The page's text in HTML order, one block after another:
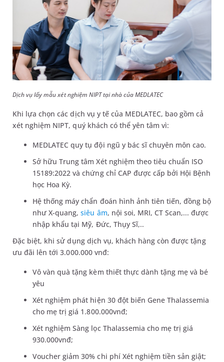
Dịch vụ lấy mẫu xét nghiệm NIPT tại nhà của MEDLATEC
Khi lựa chọn các dịch vụ y tế của MEDLATEC, bao gồm cả
xét nghiệm NIPT, quý khách có thể yên tâm vì:
MEDLATEC quy tụ đội ngũ y bác sĩ chuyên môn cao.
Sở hữu Trung tâm Xét nghiệm theo tiêu chuẩn ISO
15189:2022 và chứng chỉ CAP được cấp bởi Hội Bệnh
học Hoa Kỳ.
Hệ thống máy chẩn đoán hình ảnh tiên tiến, đồng bộ
như X-quang,siêu âm, nội soi, MRI, CT Scan,... được
nhập khẩu tại Mỹ, Đức, Thụy Sĩ,..
Đặc biệt, khi sử dụng dịch vụ, khách hàng còn được tặng
ưu đãi lên tới 3.000.000 vnđ:
Vô vàn quà tặng kèm thiết thực dành tặng mẹ và bé
yêu
Xét nghiệm phát hiện 30 đột biến Gene Thalassemia
cho mẹ trị giá 1.800.000vnđ;
Xét nghiệm Sàng lọc Thalassemia cho mẹ trị giá
930.000vnđ;
Voucher giảm 30% chi phí Xét nghiệm tiền sản giật;